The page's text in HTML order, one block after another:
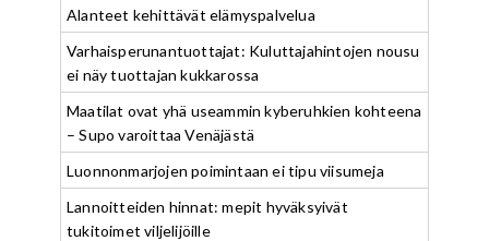
Alanteet kehittävät elämyspalvelua
Varhaisperunantuottajat: Kuluttajahintojen nousu
ei näy tuottajan kukkarossa
Maatilat ovat yhä useammin kyberuhkien kohteena
– Supo varoittaa Venäjästä
Luonnonmarjojen poimintaan ei tipu viisumeja
Lannoitteiden hinnat: mepit hyväksyivät
tukitoimet viljelijöille